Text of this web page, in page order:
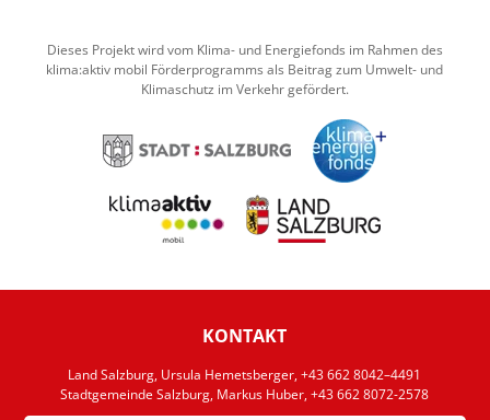
Dieses Projekt wird vom Klima- und Energiefonds im Rahmen des
klima:aktiv mobil Förderprogramms als Beitrag zum Umwelt- und
Klimaschutz im Verkehr gefördert.
KONTAKT
Land Salzburg, Ursula Hemetsberger, +43 662 8042–4491
Stadtgemeinde Salzburg, Markus Huber, +43 662 8072-2578